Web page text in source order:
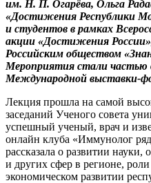
им. Н. П. Огарёва, Ольга
«Достижения Республики
и студентов в рамках
акции «Достижения
Российским обществом
Мероприятия стали частью
Международной выставки-
Лекция прошла на самой
заседаний Ученого совета
успешный ученый, врач и
онлайн клуба «Иммунолог
рассказала о развитии науки,
и других сфер в регионе,
экономическом развитии